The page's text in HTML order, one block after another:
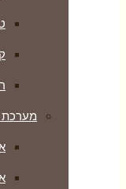
מערכת